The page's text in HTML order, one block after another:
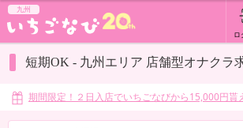
九州
ロ
短期OK - 九州エリア 店舗型オナクラ
期間限定！２日入店でいちごなびから15,000円貰